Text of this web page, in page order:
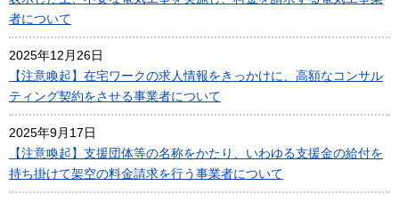
者について
2025年12月26日
【注意喚起】在宅ワークの求人情報をきっかけに、高額なコンサル
ティング契約をさせる事業者について
2025年9月17日
【注意喚起】支援団体等の名称をかたり、いわゆる支援金の給付を
持ち掛けて架空の料金請求を行う事業者について